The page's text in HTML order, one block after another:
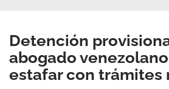
Detención
abogado
estafar con trámites